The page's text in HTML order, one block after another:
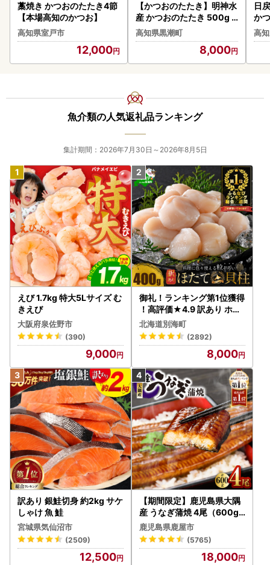
藁焼き かつおのたたき4節
【本場高知のかつお】
高知県室戸市
12,000
【かつおのたたき】明神水
産 かつおのたたき 500g
鰹【SFN-1】 [1669]
高知県黒潮町
8,000
日
か
高
魚介類の人気返礼品ランキング
集計期間：2026年7月30日～2026年8月5日
えび 1.7kg 特大5Lサイズ む
きえび
大阪府泉佐野市
(390)
9,000
御礼！ランキング第1位獲得
！高評価★4.9 訳あり ホタ
テ 400g（ほたて 帆立 貝柱
冷凍 ）
北海道別海町
(2892)
8,000
訳あり 銀鮭切身 約2kg サケ
しゃけ 魚 鮭
宮城県気仙沼市
(2509)
12,500
【期間限定】鹿児島県大隅
産 うなぎ蒲焼 4尾（600g
） KN007-004-04-cp18
うなぎ 鰻 魚 惣菜 総菜
鹿児島県鹿屋市
(5765)
18,000